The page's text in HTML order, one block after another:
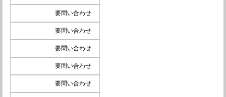
要問い合わせ
要問い合わせ
要問い合わせ
要問い合わせ
要問い合わせ